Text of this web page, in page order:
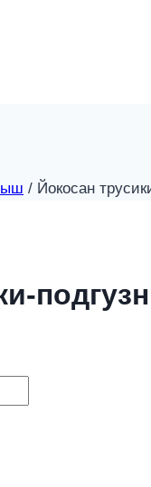
/ Йокосан